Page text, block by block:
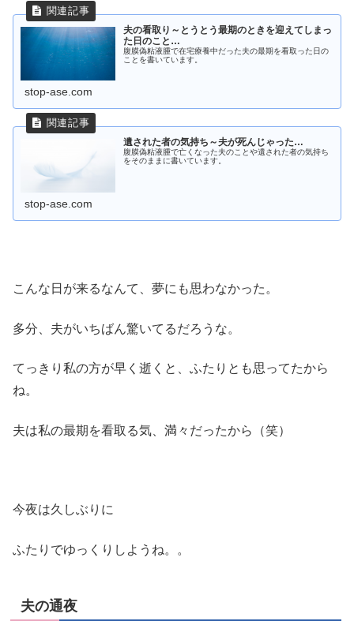
夫の看取り～とうとう最期のときを迎えてしまっ
た日のこと…
腹膜偽粘液腫で在宅療養中だった夫の最期を看取った日の
ことを書いています。
stop-ase.com
遺された者の気持ち～夫が死んじゃった…
腹膜偽粘液腫で亡くなった夫のことや遺された者の気持ち
をそのままに書いています。
stop-ase.com
こんな日が来るなんて、夢にも思わなかった。
多分、夫がいちばん驚いてるだろうな。
てっきり私の方が早く逝くと、ふたりとも思ってたから
ね。
夫は私の最期を看取る気、満々だったから（笑）
今夜は久しぶりに
ふたりでゆっくりしようね。。
夫の通夜